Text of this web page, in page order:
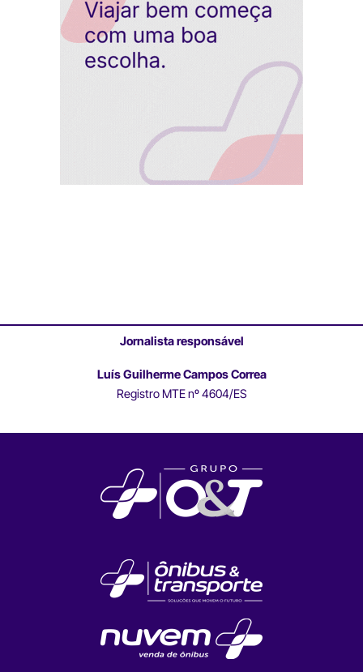
Jornalista responsável
Luís Guilherme Campos Correa
Registro MTE nº 4604/ES